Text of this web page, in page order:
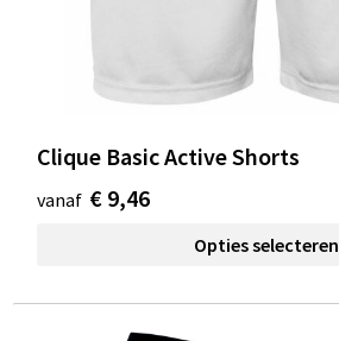
Clique Basic Active Shorts
vanaf € 9,46
Opties selecteren